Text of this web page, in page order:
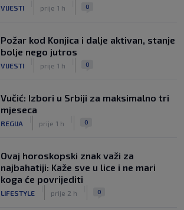
VIJESTI prije 1 h 0
Požar kod Konjica i dalje aktivan, stanje
bolje nego jutros
VIJESTI prije 1 h 0
Vučić: Izbori u Srbiji za maksimalno tri
mjeseca
REGIJA prije 1 h 0
Ovaj horoskopski znak važi za
najbahatiji: Kaže sve u lice i ne mari
koga će povrijediti
LIFESTYLE prije 2 h 0